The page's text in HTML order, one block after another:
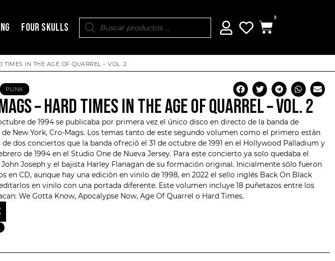
FOUR SKULLS
0
TIMES IN THE AGE OF QUARREL – VOL. 2
PUNK
– HARD TIMES IN THE AGE OF QUARREL – VOL. 2
de 1994 se publicaba por primera vez el único disco en directo de la banda de
New York, Cro-Mags. Los temas tanto de este segundo volumen como el primero están
dos conciertos que la banda ofreció el 31 de octubre de 1991 en el Hollywood Palladium y
de 1994 en el Studio One de Nueva Jersey. Para este concierto ya solo quedaba el
Joseph y el bajista Harley Flanagande su formación original. Inicialmente sólo fueron
en CD, aunque hay una edición en vinilo de 1998, en 2022 el sello inglés Back On Black
en vinilo con una portada diferente. Este volumen incluye 18 puñetazos entre los
We Gotta Know, Apocalypse Now, Age Of Quarrel o Hard Times.